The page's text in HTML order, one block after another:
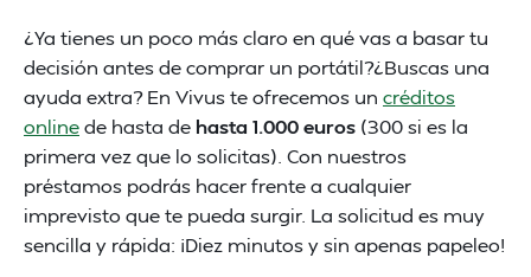
¿Ya tienes un poco más claro en qué vas a basar tu
decisión antes de comprar un portátil?¿Buscas una
ayuda extra? En Vivus te ofrecemos un créditos
onlinede hasta de hasta 1.000 euros (300 si es la
primera vez que lo solicitas). Con nuestros
préstamos podrás hacer frente a cualquier
imprevisto que te pueda surgir. La solicitud es muy
sencilla y rápida: ¡Diez minutos y sin apenas papeleo!